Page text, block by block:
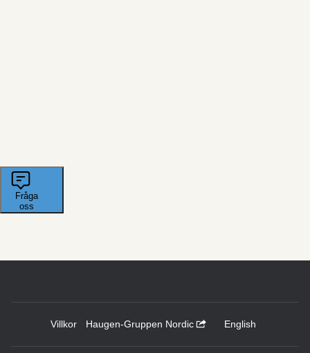
Villkor Haugen-Gruppen Nordic English